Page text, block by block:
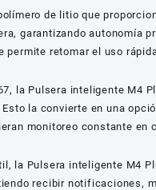
de litio que
garantizando autonomía
permite retomar el uso
la Pulsera inteligente M4
la convierte en una
monitoreo constante en
la Pulsera inteligente M4
recibir notificaciones,